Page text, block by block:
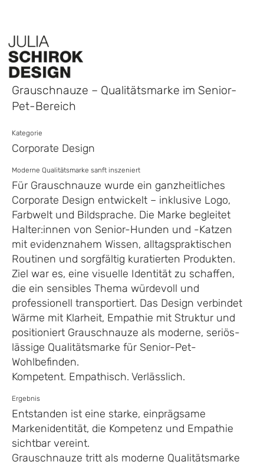
Grauschnauze – Qualitätsmarke im Senior-
Pet-Bereich
Kategorie
Corporate Design
Moderne Qualitätsmarke sanft inszeniert
Für Grauschnauze wurde ein ganzheitliches
Corporate Design entwickelt – inklusive Logo,
Farbwelt und Bildsprache. Die Marke begleitet
Halter:innen von Senior-Hunden und -Katzen
mit evidenznahem Wissen, alltagspraktischen
Routinen und sorgfältig kuratierten Produkten.
Ziel war es, eine visuelle Identität zu schaffen,
die ein sensibles Thema würdevoll und
professionell transportiert. Das Design verbindet
Wärme mit Klarheit, Empathie mit Struktur und
positioniert Grauschnauze als moderne, seriös-
lässige Qualitätsmarke für Senior-Pet-
Wohlbefinden.
Kompetent. Empathisch. Verlässlich.
Ergebnis
Entstanden ist eine starke, einprägsame
Markenidentität, die Kompetenz und Empathie
sichtbar vereint.
Grauschnauze tritt als moderne Qualitätsmarke